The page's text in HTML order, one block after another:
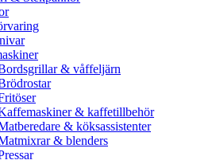
& våffeljärn
& kaffetillbehör
& köksassistenter
& blenders